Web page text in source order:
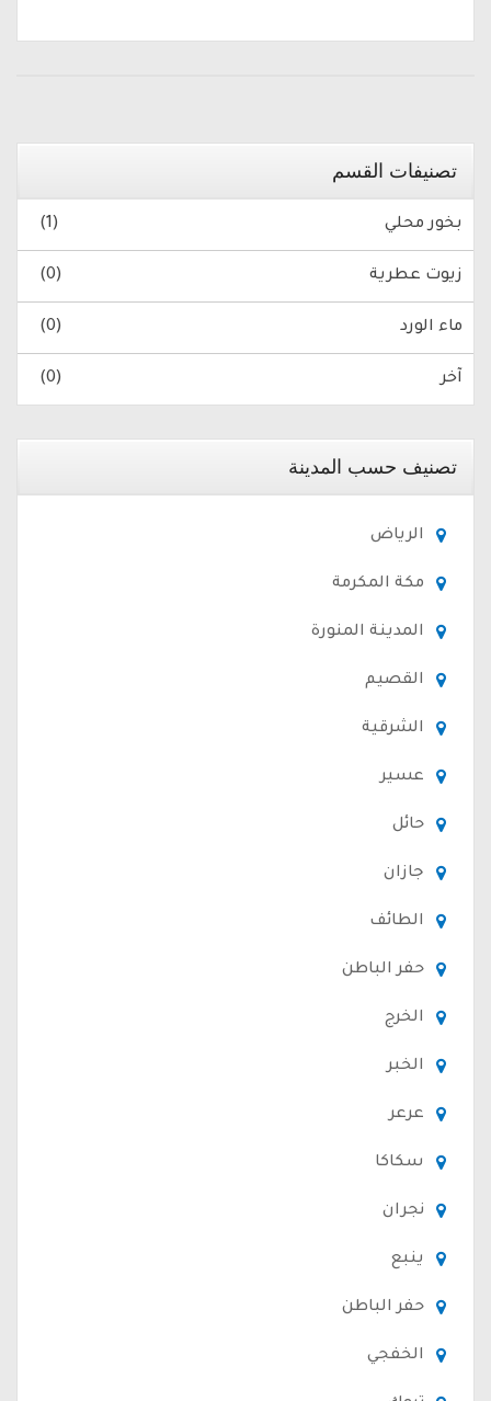
تصنيفات القسم
بخور محلي (1)
زيوت عطرية (0)
ماء الورد (0)
آخر (0)
تصنيف حسب المدينة
الرياض
مكة المكرمة
المدينة المنورة
القصيم
الشرقية
عسير
حائل
جازان
الطائف
حفر الباطن
الخرج
الخبر
عرعر
سكاكا
نجران
ينبع
حفر الباطن
الخفجي